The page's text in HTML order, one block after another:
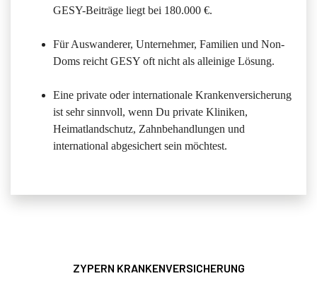
GESY-Beiträge liegt bei 180.000 €.
Für Auswanderer, Unternehmer, Familien und Non-
Doms reicht GESY oft nicht als alleinige Lösung.
Eine private oder internationale Krankenversicherung
ist sehr sinnvoll, wenn Du private Kliniken,
Heimatlandschutz, Zahnbehandlungen und
international abgesichert sein möchtest.
ZYPERN KRANKENVERSICHERUNG